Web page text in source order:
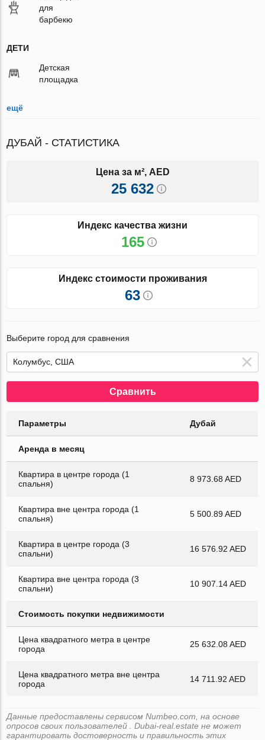
для
барбекю
ДЕТИ
Детская
площадка
ещё
ДУБАЙ - СТАТИСТИКА
Цена за м², AED
25 632
Индекс качества жизни
165
Индекс стоимости проживания
63
Выберите город для сравнения
Сравнить
Параметры Дубай
Аренда в месяц
Квартира в центре города (1
спальня)
8 973.68 AED
Квартира вне центра города (1
спальня)
5 500.89 AED
Квартира в центре города (3
спальни)
16 576.92 AED
Квартира вне центра города (3
спальни)
10 907.14 AED
Стоимость покупки недвижимости
Цена квадратного метра в центре
города
25 632.08 AED
Цена квадратного метра вне центра
города
14 711.92 AED
Данные предоставлены сервисом Numbeo.com, на основе
опросов своих пользователей . Dubai-real.estate не может
гарантировать достоверность и правильность этих